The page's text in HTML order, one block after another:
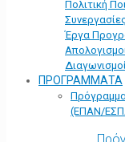
Πολιτική
Έργα
Διαγωνισμοί
ΠΡΟΓΡΑΜΜΑΤΑ
Πρόγραμμα
(ΕΠΑΝ/